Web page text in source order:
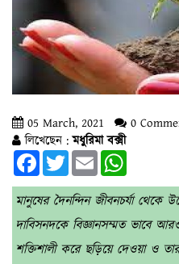
05 March, 2021 0
লিখেছেন :মধুরিমা বক্সী
FacebookTwitterEmail
মানুষের দৈনন্দিন জীবনচর্যা থেকে
দাবিসনদকে বিজ্ঞানসম্মত ভাবে
শক্তিশালী করে ছড়িয়ে দেওয়া ও